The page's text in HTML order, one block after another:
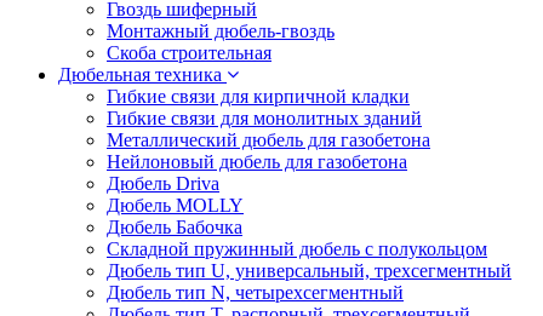
Гвоздь шиферный
Монтажный дюбель-гвоздь
Скоба строительная
Дюбельная техника
Гибкие связи для кирпичной кладки
Гибкие связи для монолитных зданий
Металлический дюбель для газобетона
Нейлоновый дюбель для газобетона
Дюбель Driva
Дюбель MOLLY
Дюбель Бабочка
Складной пружинный дюбель с полукольцом
Дюбель тип U, универсальный, трехсегментный
Дюбель тип N, четырехсегментный